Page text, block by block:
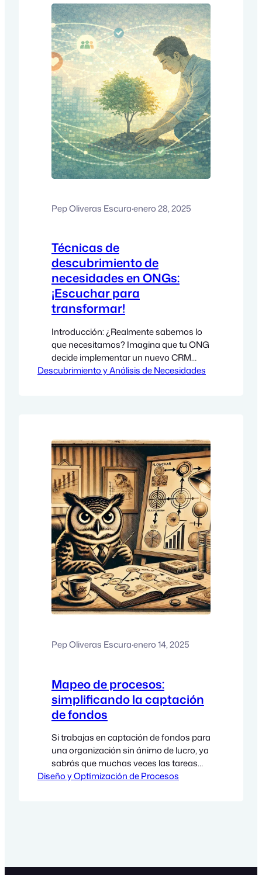
organizaciones del tercer sector
enfrentan…
Pep Oliveras Escura·enero 28, 2025
Técnicas de
descubrimiento de
necesidades en ONGs:
¡Escuchar para
transformar!
Introducción: ¿Realmente sabemos lo
que necesitamos? Imagina que tu ONG
decide implementar un nuevo CRM
para mejorar la gestión de donantes. Se
escenario es más…
Descubrimiento y Análisis de Necesidades
Pep Oliveras Escura·enero 14, 2025
Mapeo de procesos:
simplificando la captación
de fondos
Si trabajas en captación de fondos para
una organización sin ánimo de lucro, ya
sabrás que muchas veces las tareas
parecen más un rompecabezas
Diseño y Optimización de Procesos